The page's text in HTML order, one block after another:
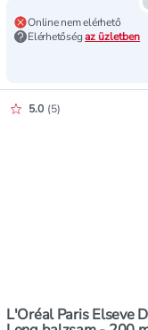
Online nem elérhető
Elérhetőségaz üzletben
L'Oréal Paris Elseve
Értékelés pontszáma:
5.0 (5)